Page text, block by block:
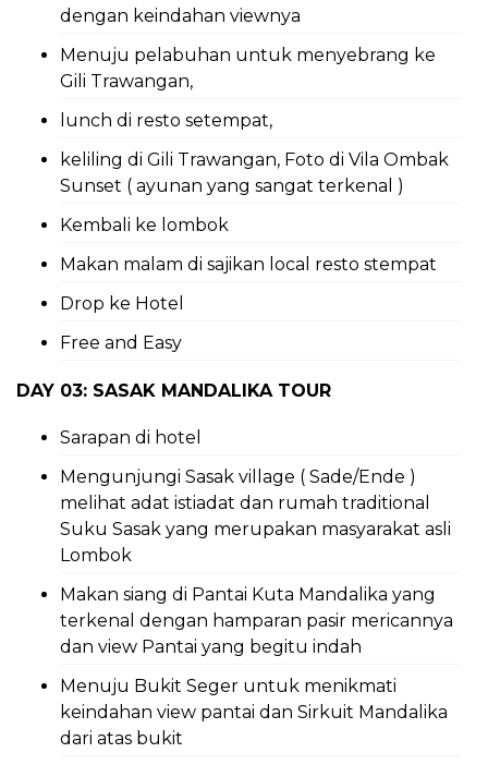
dengan keindahan viewnya
Menuju pelabuhan untuk menyebrang ke
Gili Trawangan,
lunch di resto setempat,
keliling di Gili Trawangan, Foto di Vila Ombak
Sunset ( ayunan yang sangat terkenal )
Kembali ke lombok
Makan malam di sajikan local resto stempat
Drop ke Hotel
Free and Easy
DAY 03: SASAK MANDALIKA TOUR
Sarapan di hotel
Mengunjungi Sasak village ( Sade/Ende )
melihat adat istiadat dan rumah traditional
Suku Sasak yang merupakan masyarakat asli
Lombok
Makan siang di Pantai Kuta Mandalika yang
terkenal dengan hamparan pasir mericannya
dan view Pantai yang begitu indah
Menuju Bukit Seger untuk menikmati
keindahan view pantai dan Sirkuit Mandalika
dari atas bukit